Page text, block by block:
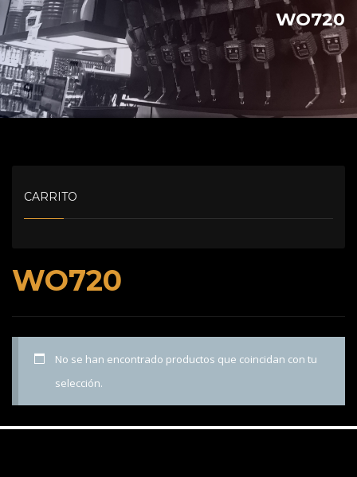
WO720
WO720
No se han encontrado productos que coincidan con tu
selección.
CARRITO